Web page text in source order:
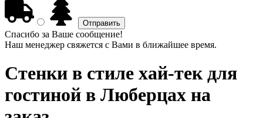
Спасибо за Ваше сообщение!
Наш менеджер свяжется с Вами в ближайшее время.
Стенки в стиле хай-текдля
гостиной в Люберцах на